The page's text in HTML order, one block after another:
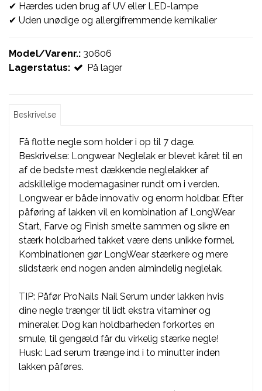
✔ Hærdes uden brug af UV eller LED-lampe
✔ Uden unødige og allergifremmende kemikalier
Model/Varenr.: 30606
Lagerstatus:
På lager
Beskrivelse
Få flotte negle som holder i op til 7 dage.
Beskrivelse: Longwear Neglelak er blevet kåret til en
af de bedste mest dækkende neglelakker af
adskillelige modemagasiner rundt om i verden.
Longwear er både innovativ og enorm holdbar. Efter
påføring af lakken vil en kombination af LongWear
Start, Farve og Finish smelte sammen og sikre en
stærk holdbarhed takket være dens unikke formel.
Kombinationen gør LongWear stærkere og mere
slidstærk end nogen anden almindelig neglelak.
TIP: Påfør ProNails Nail Serum under lakken hvis
dine negle trænger til lidt ekstra vitaminer og
mineraler. Dog kan holdbarheden forkortes en
smule, til gengæld får du virkelig stærke negle!
Husk: Lad serum trænge ind i to minutter inden
lakken påføres.